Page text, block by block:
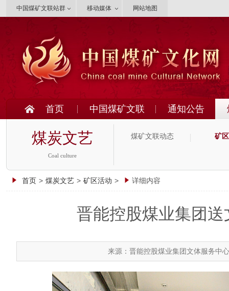
中国煤矿文联站群 移动媒体 网站地图
首页 中国煤矿文联 通知公告
煤炭文艺
Coal culture
煤矿文联动态 矿
首页 > 煤炭文艺 > 矿区活动 > 详细内容
晋能控股煤业集团
来源：晋能控股煤业集团文体服务中